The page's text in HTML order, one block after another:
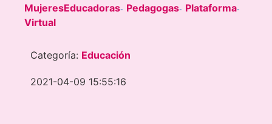
MujeresEducadoras- Pedagogas- Plataforma-
Virtual
Categoría: Educación
2021-04-09 15:55:16